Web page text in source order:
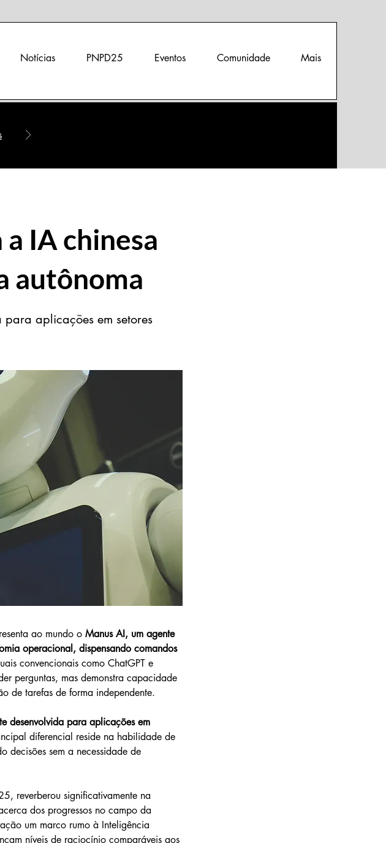
Notícias PNPD25 Eventos Comunidade Mais
IA chinesa
autônoma
para aplicações em setores
ao mundo o Manus AI, um agente
operacional, dispensando comandos
convencionais como ChatGPT e
perguntas, mas demonstra capacidade
de tarefas de forma independente.
desenvolvida para aplicações em
diferencial reside na habilidade de
decisões sem a necessidade de
reverberou significativamente na
dos progressos no campo da
um marco rumo à Inteligência
níveis de raciocínio comparáveis aos